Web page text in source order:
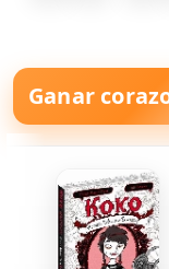
Ganar